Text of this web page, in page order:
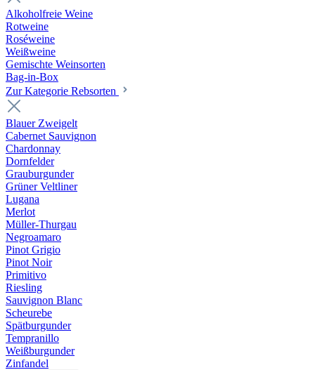
Alkoholfreie Weine
Rotweine
Roséweine
Weißweine
Gemischte Weinsorten
Bag-in-Box
Zur Kategorie Rebsorten
Blauer Zweigelt
Cabernet Sauvignon
Chardonnay
Dornfelder
Grauburgunder
Grüner Veltliner
Lugana
Merlot
Müller-Thurgau
Negroamaro
Pinot Grigio
Pinot Noir
Primitivo
Riesling
Sauvignon Blanc
Scheurebe
Spätburgunder
Tempranillo
Weißburgunder
Zinfandel